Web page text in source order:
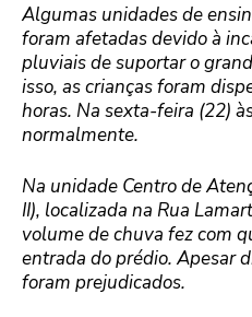
Algumas unidades de
foram afetadas devido à
pluviais de suportar o
isso, as crianças foram
horas. Na sexta-feira (22)
normalmente.
Na unidade Centro de
II), localizada na Rua
volume de chuva fez com
entrada do prédio. Apesar
foram prejudicados.